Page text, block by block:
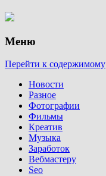
Меню
Перейти к содержимому
Новости
Разное
Фотографии
Фильмы
Креатив
Музыка
Заработок
Вебмастеру
Seo